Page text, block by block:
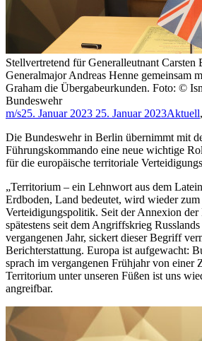
Stellvertretend für Generalleutnant Carsten
Generalmajor Andreas Henne gemeinsam
Graham die Übergabeurkunden. Foto: ©
Bundeswehr
m/s25. Januar 2023 25. Januar 2023Aktuell,
Die Bundeswehr in Berlin übernimmt mit
Führungskommando eine neue wichtige
für die europäische territoriale
„Territorium – ein Lehnwort aus dem
Erdboden, Land bedeutet, wird wieder
Verteidigungspolitik. Seit der Annexion
spätestens seit dem Angriffskrieg
vergangenen Jahr, sickert dieser Begriff
Berichterstattung. Europa ist aufgewacht:
sprach im vergangenen Frühjahr von einer
Territorium unter unseren Füßen ist uns
angreifbar.